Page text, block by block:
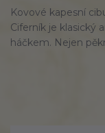
Kovové kapesní
Ciferník je klasický
háčkem. Nejen